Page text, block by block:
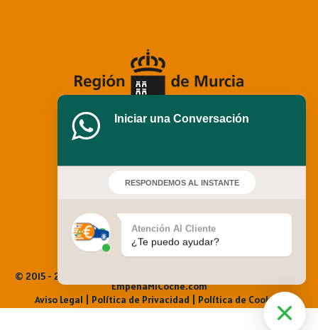
© 2015 - 2025 Empeña Mi Coche. Todos los derechos reservados |
EmpenaMiCoche.com
Aviso Legal
Política de Privacidad | Política de Cookies
Iniciar una Conversación
RESPONDEMOS AL INSTANTE
Atención Al Cliente
¿Te puedo ayudar?